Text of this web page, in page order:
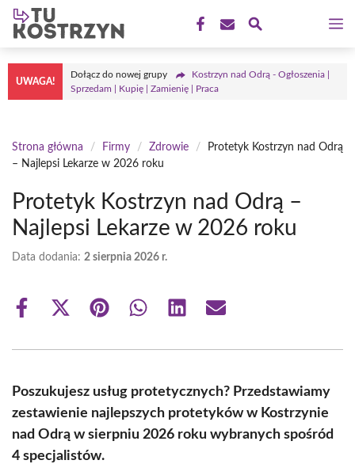
Przejdź
treści
UWAGA!
Dołącz do nowej grupy
Kostrzyn nad Odrą - Ogłoszenia |
Sprzedam | Kupię | Zamienię | Praca
Strona główna / Firmy / Zdrowie /
Protetyk Kostrzyn nad Odrą
– Najlepsi Lekarze w 2026 roku
Protetyk Kostrzyn nad Odrą –
Najlepsi Lekarze w 2026 roku
Data dodania: 2 sierpnia 2026 r.
Share
Share
(Twitter)
Share Share Share Share
Poszukujesz usług protetycznych? Przedstawiamy
zestawienie najlepszych protetyków w Kostrzynie
nad Odrą w sierpniu 2026 roku wybranych spośród
4 specjalistów.